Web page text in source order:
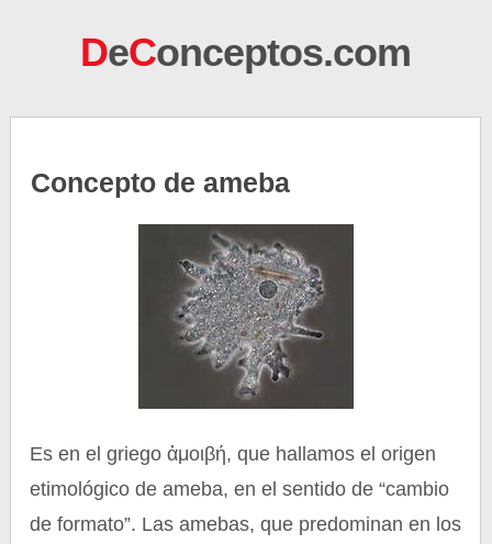
DeConceptos.com
Concepto de ameba
Es en el griego ἀμοιβή, que hallamos el origen
etimológico de ameba, en el sentido de “cambio
de formato”. Las amebas, que predominan en los